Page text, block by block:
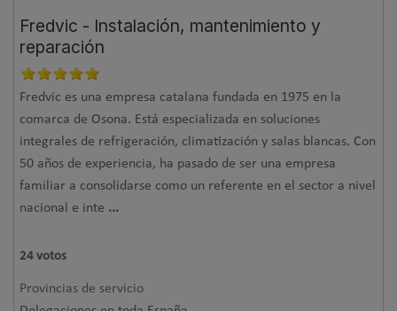
Fredvic - Instalación, mantenimiento y
reparación
Fredvic es una empresa catalana fundada en 1975 en la
comarca de Osona. Está especializada en soluciones
integrales de refrigeración, climatización y salas blancas. Con
50 años de experiencia, ha pasado de ser una empresa
familiar a consolidarse como un referente en el sector a nivel
nacional e inte ...
24 votos
Provincias de servicio